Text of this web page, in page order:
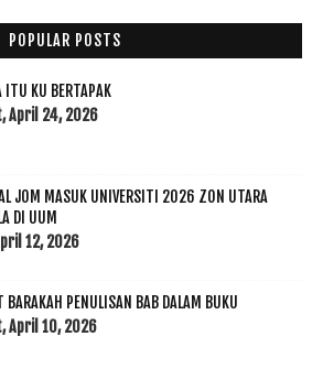
POPULAR POSTS
ITU KU BERTAPAK
April 24, 2026
JOM MASUK UNIVERSITI 2026 ZON UTARA
DI UUM
12, 2026
BARAKAH PENULISAN BAB DALAM BUKU
April 10, 2026